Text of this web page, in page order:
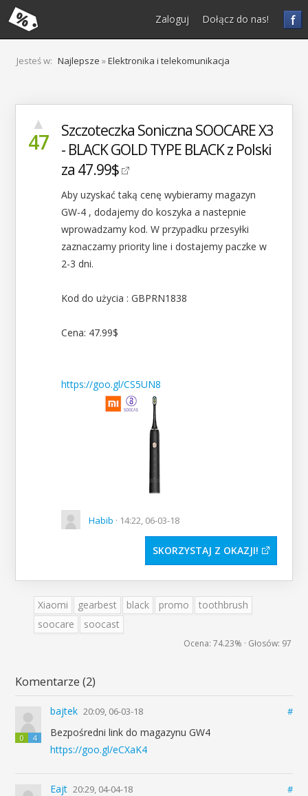
f
Zaloguj Dołącz do nas!
Jesteś w: Najlepsze »Elektronika i telekomunikacja
▲
47
Szczoteczka Soniczna SOOCARE X3
- BLACK GOLD TYPE BLACK z Polski
za 47.99$
Aby uzyskać taką cenę wybieramy magazyn
GW-4 , dodajemy do koszyka a nastepnie
wprowadzamy kod. W przypadku przesyłki
zaznaczamy priority line i dostajemy paczke w
2-3 dni.
Kod do użycia : GBPRN1838
Cena: 47.99$
https://goo.gl/CS5UN8
Habib · 14:22, 06-03-18
SKORZYSTAJ Z OKAZJI
Xiaomi gearbest black promo
toothbrush
soocare
soocast
Ocena: 74.23% · Głosów: 97
Komentarze (2)
0 4
bajtek 20:09, 06-03-18 #
Bezpośredni link do magazynu GW4
https://goo.gl/eCXaK4
Eajt 20:29, 04-04-18 #